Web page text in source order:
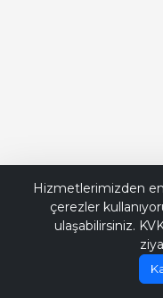
Hizmetlerimizden
çerezler
ulaşabilirsiniz.